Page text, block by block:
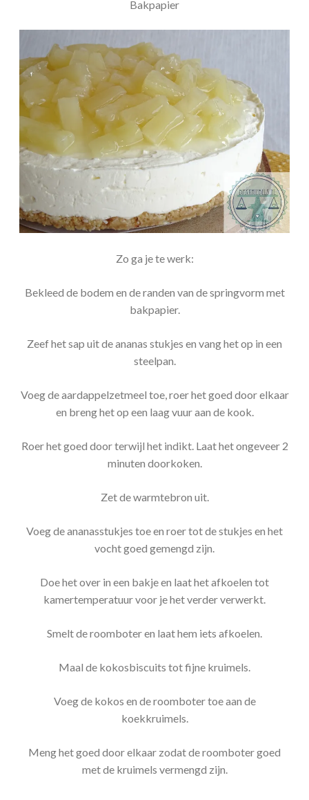
Bakpapier
Zo ga je te werk:
Bekleed de bodem en de randen van de springvorm met
bakpapier.
Zeef het sap uit de ananas stukjes en vang het op in een
steelpan.
Voeg de aardappelzetmeel toe, roer het goed door elkaar
en breng het op een laag vuur aan de kook.
Roer het goed door terwijl het indikt. Laat het ongeveer 2
minuten doorkoken.
Zet de warmtebron uit.
Voeg de ananasstukjes toe en roer tot de stukjes en het
vocht goed gemengd zijn.
Doe het over in een bakje en laat het afkoelen tot
kamertemperatuur voor je het verder verwerkt.
Smelt de roomboter en laat hem iets afkoelen.
Maal de kokosbiscuits tot fijne kruimels.
Voeg de kokos en de roomboter toe aan de
koekkruimels.
Meng het goed door elkaar zodat de roomboter goed
met de kruimels vermengd zijn.